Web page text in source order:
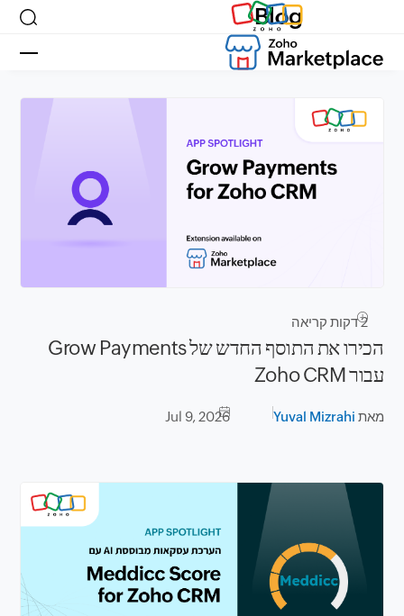
Blog
2דקות קריאה
הכירו את התוסף החדש של Grow Payments
עבור Zoho CRM
מאת Yuval Mizrahi
Jul 9, 2026